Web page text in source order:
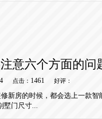
意六个方面的问
点击： 1461 好评：
新房的时候，都会选上一款智
门尺寸...